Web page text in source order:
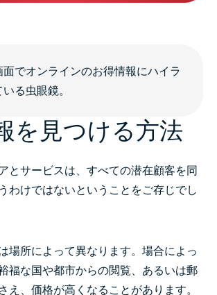
を見つける方法
とサービスは、すべての潜在顧客を同
わけではないということをご存じでし
場所によって異なります。場合によっ
福な国や都市からの閲覧、あるいは郵
え、価格が高くなることがあります。